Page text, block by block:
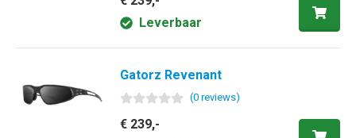
Leverbaar
Gatorz Revenant
(0reviews)
€ 239,-